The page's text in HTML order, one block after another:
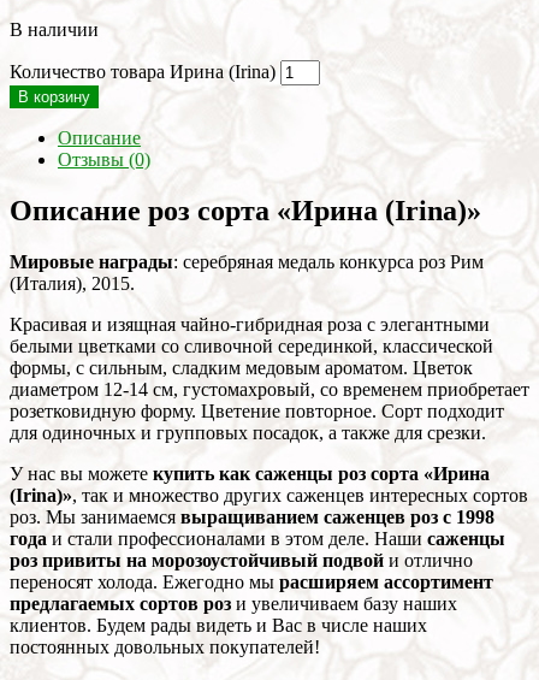
В наличии
Количество товара Ирина (Irina)
В корзину
Описание
Отзывы (0)
Описание роз сорта «Ирина (Irina)»
Мировые награды: серебряная медаль конкурса роз Рим
(Италия), 2015.
Красивая и изящная чайно-гибридная роза с элегантными
белыми цветками со сливочной серединкой, классической
формы, с сильным, сладким медовым ароматом. Цветок
диаметром 12-14 см, густомахровый, со временем приобретает
розетковидную форму. Цветение повторное. Сорт подходит
для одиночных и групповых посадок, а также для срезки.
У нас вы можете купить как саженцы роз сорта «Ирина
(Irina)», так и множество других саженцев интересных сортов
роз. Мы занимаемся выращиванием саженцев роз с 1998
года и стали профессионалами в этом деле. Наши саженцы
роз привиты на морозоустойчивый подвой и отлично
переносят холода. Ежегодно мы расширяем ассортимент
предлагаемых сортов роз и увеличиваем базу наших
клиентов. Будем рады видеть и Вас в числе наших
постоянных довольных покупателей!